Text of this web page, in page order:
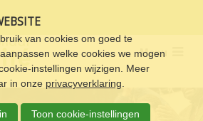
van cookies om goed te
welke cookies we mogen
instellingen wijzigen. Meer
in onze privacyverklaring
Toon cookie-instellingen
Menu